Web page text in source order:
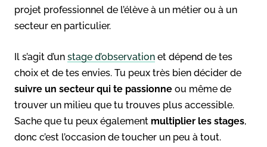
projet professionnel de l’élève à un métier ou à un
secteur en particulier.
Il s’agit d’un stage d’observation et dépend de tes
choix et de tes envies. Tu peux très bien décider de
suivre un secteur qui te passionne ou même de
trouver un milieu que tu trouves plus accessible.
Sache que tu peux également multiplier les stages,
donc c’est l’occasion de toucher un peu à tout.